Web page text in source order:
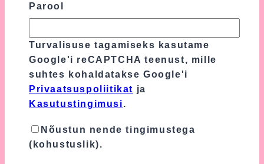
jäneseid, mesilasi ja veel palju muud.
Ole valmis kalliralliks, tänusõnadeks ja
positiivseteks emotsioonideks värsketelt
vanematelt, sest parim kingitus beebile on
mähkmetort.
Lisainfo
Parool
Turvalisuse tagamiseks kasutame
Google'i reCAPTCHA teenust, mille
suhtes kohaldatakse Google'i
Privaatsuspoliitikat ja
Kasutustingimusi.
Nõustun nende tingimustega
(kohustuslik).